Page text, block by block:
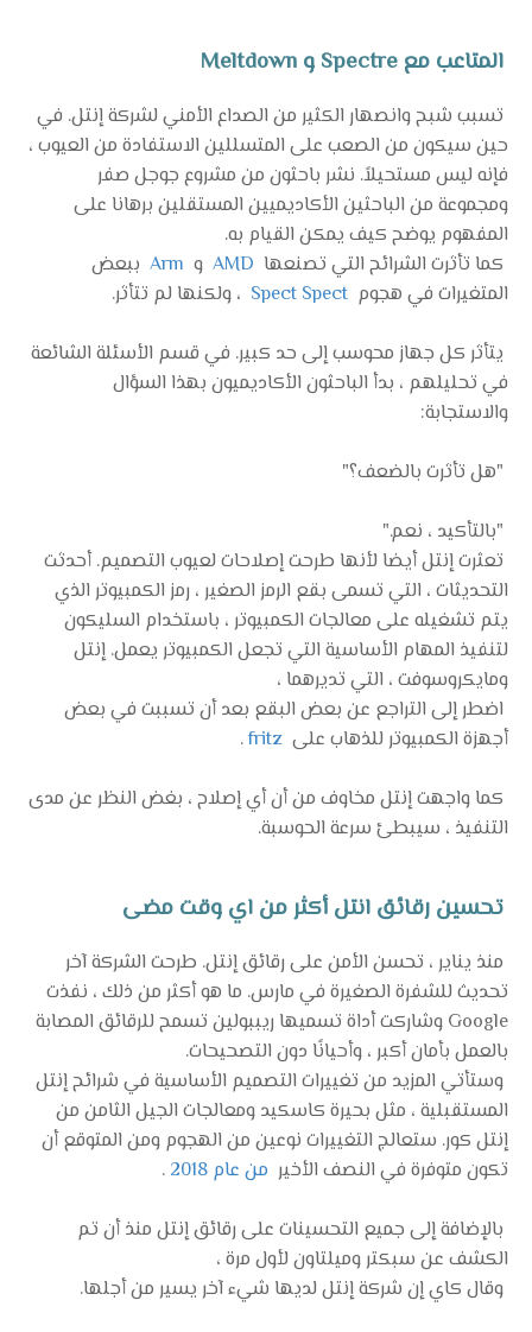
المتاعب مع Spectre و Meltdown
تسبب شبح وانصهار الكثير من الصداع الأمني ​​لشركة إنتل. في
حين سيكون من الصعب على المتسللين الاستفادة من العيوب ،
فإنه ليس مستحيلاً. نشر باحثون من مشروع جوجل صفر
ومجموعة من الباحثين الأكاديميين المستقلين برهانا على
المفهوم يوضح كيف يمكن القيام به.
كما تأثرت الشرائح التي تصنعها AMD و Arm ببعض
المتغيرات في هجوم Spect Spect ، ولكنها لم تتأثر.
يتأثر كل جهاز محوسب إلى حد كبير. في قسم الأسئلة الشائعة
في تحليلهم ، بدأ الباحثون الأكاديميون بهذا السؤال
والاستجابة:
"هل تأثرت بالضعف؟"
"بالتأكيد ، نعم."
تعثرت إنتل أيضا لأنها طرحت إصلاحات لعيوب التصميم. أحدثت
التحديثات ، التي تسمى بقع الرمز الصغير ، رمز الكمبيوتر الذي
يتم تشغيله على معالجات الكمبيوتر ، باستخدام السليكون
لتنفيذ المهام الأساسية التي تجعل الكمبيوتر يعمل. إنتل
ومايكروسوفت ، التي تديرهما ،
اضطر إلى التراجع عن بعض البقع بعد أن تسببت في بعض
أجهزة الكمبيوتر للذهاب على fritz
.
كما واجهت إنتل مخاوف من أن أي إصلاح ، بغض النظر عن مدى
التنفيذ ، سيبطئ سرعة الحوسبة.
تحسين رقائق انتل أكثر من اي وقت مضى
منذ يناير ، تحسن الأمن على رقائق إنتل. طرحت الشركة آخر
تحديث للشفرة الصغيرة في مارس. ما هو أكثر من ذلك ، نفذت
Google وشاركت أداة تسميها ريببولين تسمح للرقائق المصابة
بالعمل بأمان أكبر ، وأحيانًا دون التصحيحات.
وستأتي المزيد من تغييرات التصميم الأساسية في شرائح إنتل
المستقبلية ، مثل بحيرة كاسكيد ومعالجات الجيل الثامن من
إنتل كور. ستعالج التغييرات نوعين من الهجوم ومن المتوقع أن
تكون متوفرة في النصف الأخير من عام 2018
.
بالإضافة إلى جميع التحسينات على رقائق إنتل منذ أن تم
الكشف عن سبكتر وميلتاون لأول مرة ،
وقال كاي إن شركة إنتل لديها شيء آخر يسير من أجلها.